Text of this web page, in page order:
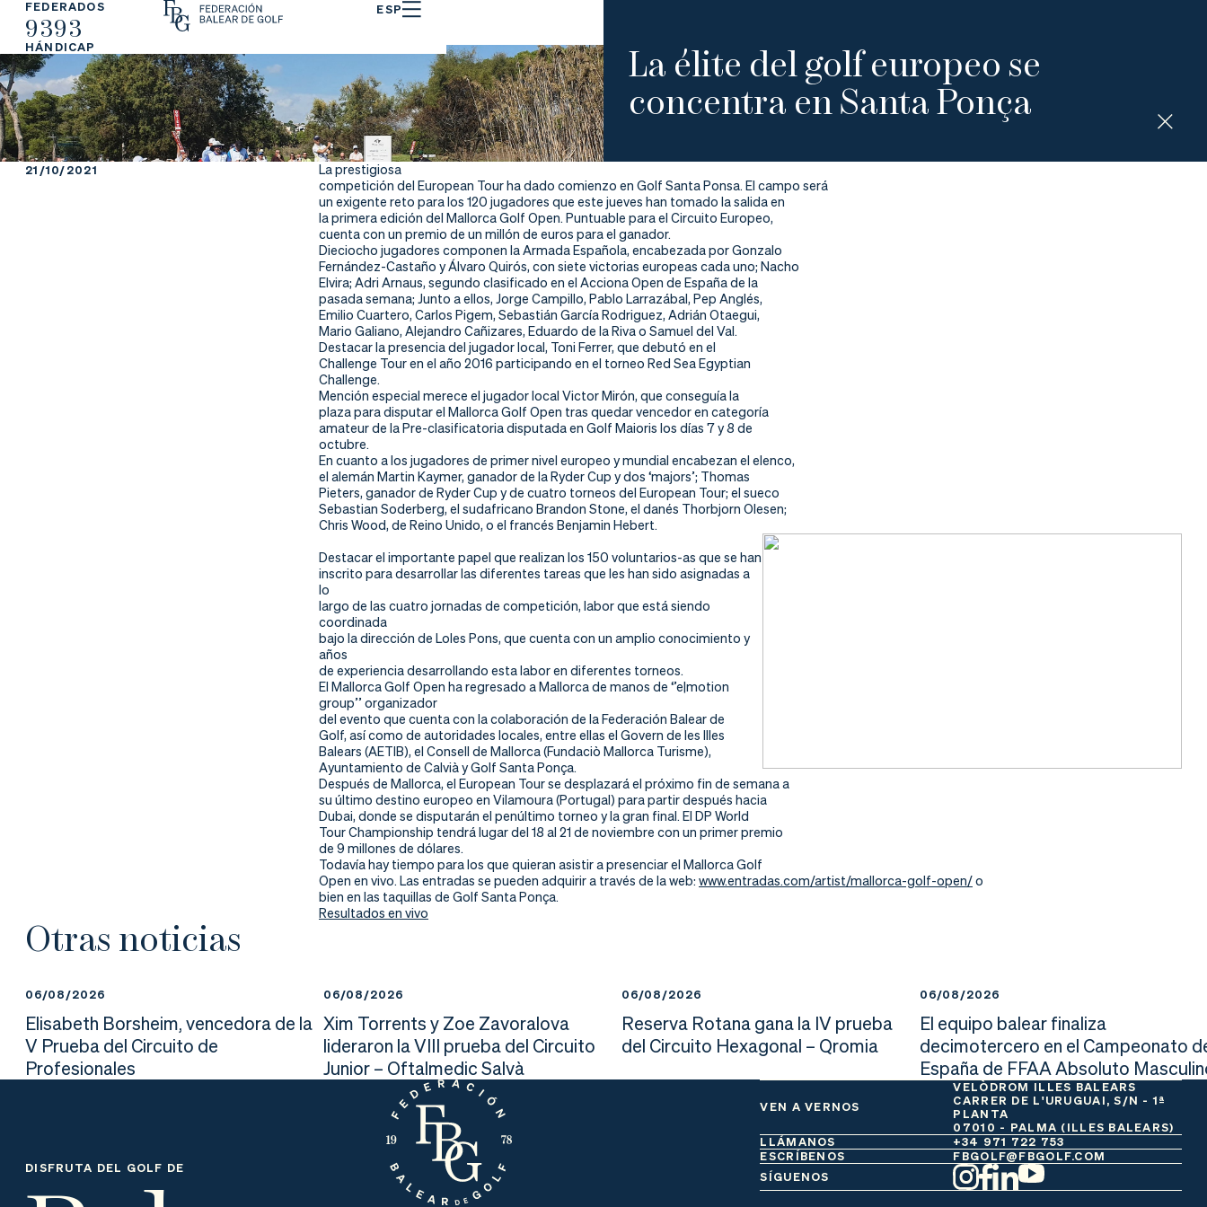
FEDERADOS
9393
HÁNDICAP
ESP
La
Fe
de
ra
Fe
de
ra
rs
Ju
ga
r
La élite del golf europeo se
concentra en Santa Ponça
21/10/2021
La prestigiosa
competición del European Tour ha dado comienzo en Golf Santa Ponsa. El campo será
un exigente reto para los 120 jugadores que este jueves han tomado la salida en
la primera edición del Mallorca Golf Open. Puntuable para el Circuito Europeo,
cuenta con un premio de un millón de euros para el ganador.
Dieciocho jugadores componen la Armada Española, encabezada por Gonzalo
Fernández-Castaño y Álvaro Quirós, con siete victorias europeas cada uno; Nacho
Elvira; Adri Arnaus, segundo clasificado en el Acciona Open de España de la
pasada semana; Junto a ellos, Jorge Campillo, Pablo Larrazábal, Pep Anglés,
Emilio Cuartero, Carlos Pigem, Sebastián García Rodriguez, Adrián Otaegui,
Mario Galiano, Alejandro Cañizares, Eduardo de la Riva o Samuel del Val.
Destacar la presencia del jugador local, Toni Ferrer, que debutó en el
Challenge Tour en el año 2016 participando en el torneo Red Sea Egyptian
Challenge.
Mención especial merece el jugador local Victor Mirón, que conseguía la
plaza para disputar el Mallorca Golf Open tras quedar vencedor en categoría
amateur de la Pre-clasificatoria disputada en Golf Maioris los días 7 y 8 de
octubre.
En cuanto a los jugadores de primer nivel europeo y mundial encabezan el elenco,
el alemán Martin Kaymer, ganador de la Ryder Cup y dos ‘majors’; Thomas
Pieters, ganador de Ryder Cup y de cuatro torneos del European Tour; el sueco
Sebastian Soderberg, el sudafricano Brandon Stone, el danés Thorbjorn Olesen;
Chris Wood, de Reino Unido, o el francés Benjamin Hebert.
Destacar el importante papel que realizan los 150 voluntarios-as que se han
inscrito para desarrollar las diferentes tareas que les han sido asignadas a
lo
largo de las cuatro jornadas de competición, labor que está siendo
coordinada
bajo la dirección de Loles Pons, que cuenta con un amplio conocimiento y
años
de experiencia desarrollando esta labor en diferentes torneos.
El Mallorca Golf Open ha regresado a Mallorca de manos de ‘’e|motion
group’’ organizador
del evento que cuenta con la colaboración de la Federación Balear de
Golf, así como de autoridades locales, entre ellas el Govern de les Illes
Balears (AETIB), el Consell de Mallorca (Fundaciò Mallorca Turisme),
Ayuntamiento de Calvià y Golf Santa Ponça.
Después de Mallorca, el European Tour se desplazará el próximo fin de semana a
su último destino europeo en Vilamoura (Portugal) para partir después hacia
Dubai, donde se disputarán el penúltimo torneo y la gran final. El DP World
Tour Championship tendrá lugar del 18 al 21 de noviembre con un primer premio
de 9 millones de dólares.
Todavía hay tiempo para los que quieran asistir a presenciar el Mallorca Golf
Open en vivo. Las entradas se pueden adquirir a través de la web: www.entradas.com/artist/mallorca-golf-open/o
bien en las taquillas de Golf Santa Ponça.
Resultados en vivo
Otras noticias
06/08/2026
Elisabeth Borsheim, vencedora de la
V Prueba del Circuito de
Profesionales
06/08/2026
Xim Torrents y Zoe Zavoralova
lideraron la VIII prueba del Circuito
Junior – Oftalmedic Salvà
06/08/2026
Reserva Rotana gana la IV prueba
del Circuito Hexagonal – Qromia
06/08/2026
El equipo balear finaliza
decimotercero en el Campeonato
España de FFAA Absoluto
DISFRUTA DEL GOLF DE
VEN A VERNOS
VELÒDROM ILLES BALEARS
CARRER DE L'URUGUAI, S/N - 1ª
PLANTA
07010 - PALMA (ILLES BALEARS)
LLÁMANOS
+34 971 722 753
ESCRÍBENOS
FBGOLF@FBGOLF.COM
SÍGUENOS